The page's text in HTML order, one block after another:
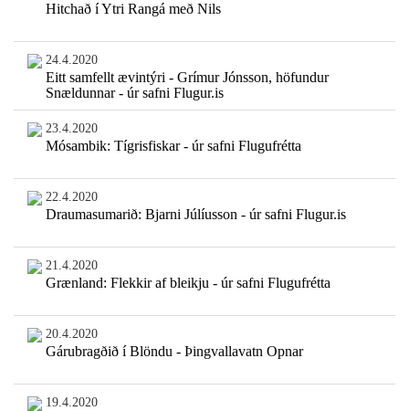
Hitchað í Ytri Rangá með Nils
24.4.2020
Eitt samfellt ævintýri - Grímur Jónsson, höfundur
Snældunnar - úr safni Flugur.is
23.4.2020
Mósambik: Tígrisfiskar - úr safni Flugufrétta
22.4.2020
Draumasumarið: Bjarni Júlíusson - úr safni Flugur.is
21.4.2020
Grænland: Flekkir af bleikju - úr safni Flugufrétta
20.4.2020
Gárubragðið í Blöndu - Þingvallavatn Opnar
19.4.2020